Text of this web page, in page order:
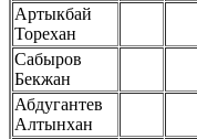
Артыкбай
Торехан
Сабыров
Бекжан
Абдугантев
Алтынхан